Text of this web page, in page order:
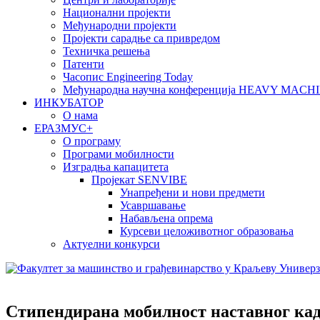
Национални пројекти
Међународни пројекти
Пројекти сарадње са привредом
Техничка решења
Патенти
Часопис Engineering Today
Међународна научна конференција HEAVY
ИНКУБАТОР
О нама
EРАЗМУС+
О програму
Програми мобилности
Изградња капацитета
Пројекат SENVIBE
Унапређени и нови предмети
Усавршавање
Набављена опрема
Курсеви целоживотног образовања
Актуелни конкурси
Стипендирана мобилност наставног